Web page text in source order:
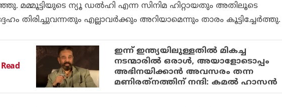
മമ്മൂട്ടിയുടെ ന്യൂ ഡല്‍ഹി എന്ന സിനിമ ഹിറ്റായതും അതിലൂടെ
തിരിച്ചുവന്നതും എല്ലാവര്‍ക്കും അറിയാമെന്നും താരം കൂട്ടിച്ചേര്‍ത്തു.
ഇന്ന് ഇന്ത്യയിലുള്ളതില്‍ മികച്ച
നടന്മാരില്‍ ഒരാള്‍, അയാളോടൊപ്പം
അഭിനയിക്കാന്‍ അവസരം തന്ന
മണിരത്‌നത്തിന് നന്ദി: കമല്‍ ഹാസന്‍